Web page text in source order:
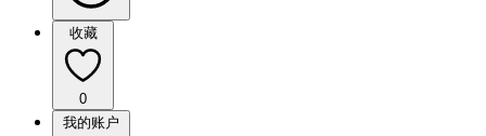
收藏
0
我的账户